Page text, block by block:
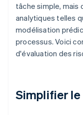
tâche simple,
analytiques telles
modélisation
processus. Voici
d'évaluation des
Simplifier